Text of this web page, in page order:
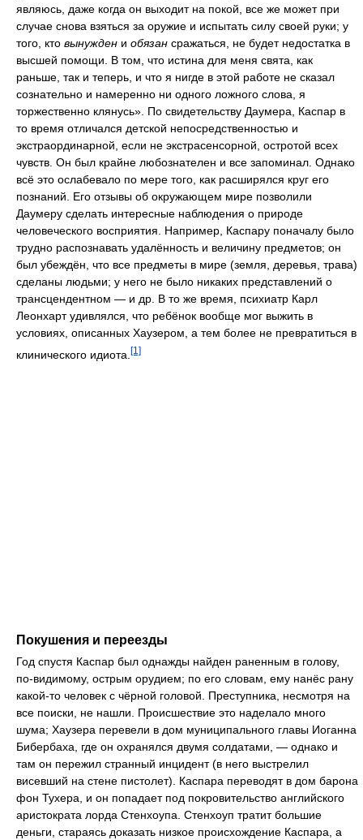
являюсь, даже когда он выходит на покой, все же может при
случае снова взяться за оружие и испытать силу своей руки; у
того, кто вынужден и обязан сражаться, не будет недостатка в
высшей помощи. В том, что истина для меня свята, как
раньше, так и теперь, и что я нигде в этой работе не сказал
сознательно и намеренно ни одного ложного слова, я
торжественно клянусь». По свидетельству Даумера, Каспар в
то время отличался детской непосредственностью и
экстраординарной, если не экстрасенсорной, остротой всех
чувств. Он был крайне любознателен и все запоминал. Однако
всё это ослабевало по мере того, как расширялся круг его
познаний. Его отзывы об окружающем мире позволили
Даумеру сделать интересные наблюдения о природе
человеческого восприятия. Например, Каспару поначалу было
трудно распознавать удалённость и величину предметов; он
был убеждён, что все предметы в мире (земля, деревья, трава)
сделаны людьми; у него не было никаких представлений о
трансцендентном — и др. В то же время, психиатр Карл
Леонхарт удивлялся, что ребёнок вообще мог выжить в
условиях, описанных Хаузером, а тем более не превратиться в
клинического идиота. [1]
Покушения и переезды
Год спустя Каспар был однажды найден раненным в голову,
по-видимому, острым орудием; по его словам, ему нанёс рану
какой-то человек с чёрной головой. Преступника, несмотря на
все поиски, не нашли. Происшествие это наделало много
шума; Хаузера перевели в дом муниципального главы Иоганна
Бибербаха, где он охранялся двумя солдатами, — однако и
там он пережил странный инцидент (в него выстрелил
висевший на стене пистолет). Каспара переводят в дом барона
фон Тухера, и он попадает под покровительство английского
аристократа лорда Стенхоупа. Стенхоуп тратит большие
деньги, стараясь доказать низкое происхождение Каспара, а